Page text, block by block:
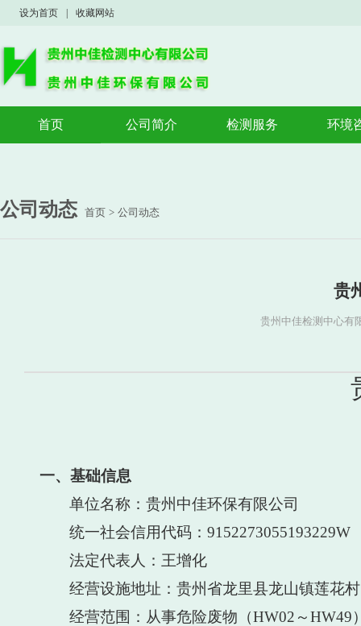
设为首页 收藏网站
首页 公司简介 检测服务 环境
公司动态 首页 > 公司动态
贵
贵州中佳检测中心有
一、基础信息
单位名称： 贵州中佳环保有限公司
统一社会信用代码： 9152273055193229W
法定代表人：王增化
经营设施地址：贵州省龙里县龙山镇莲花村
经营范围：从事危险废物（HW02～HW49